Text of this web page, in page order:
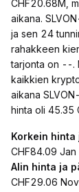
CHF20.68M,
aikana.
ja sen 24
rahakkeen
tarjonta on --.
kaikkien
aikana
hinta oli 45.35
Korkein hinta
CHF84.09
Alin hinta ja
CHF29.06